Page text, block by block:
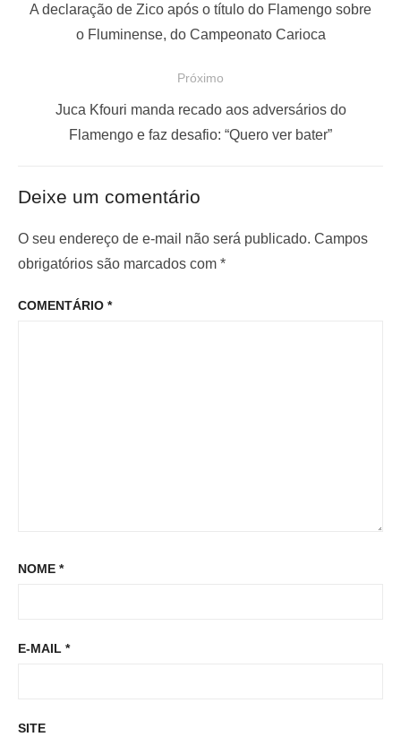
o
e
P
o
P
i
o
:
A declaração de Zico após o título do Flamengo sobre
o Fluminense, do Campeonato Carioca
Próximo
m
o
o
Juca Kfouri manda recado aos adversários do
Flamengo e faz desafio: “Quero ver bater”
Deixe um comentário
O seu endereço de e-mail não será publicado. Campos
obrigatórios são marcados com *
COMENTÁRIO *
NOME *
E-MAIL *
SITE